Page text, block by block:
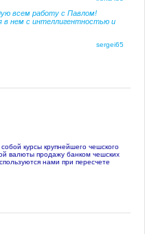
всем работу с Павлом!
в нем с интеллигентностью и
sergei65
курсы крупнейшего чешского
валюты продажу банком чешских
нами при пересчете